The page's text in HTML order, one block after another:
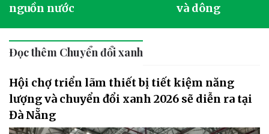
nguồn nước
và dông
Đọc thêm Chuyển đổi xanh
Hội chợ triển lãm thiết bị tiết kiệm năng
lượng và chuyển đổi xanh 2026 sẽ diễn ra tại
Đà Nẵng